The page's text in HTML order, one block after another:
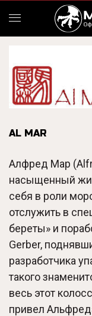
AL MAR
Алфред Мар
насыщенный
себя в роли
отслужить в
береты» и
Gerber,
разработчика
такого
весь этот
привел